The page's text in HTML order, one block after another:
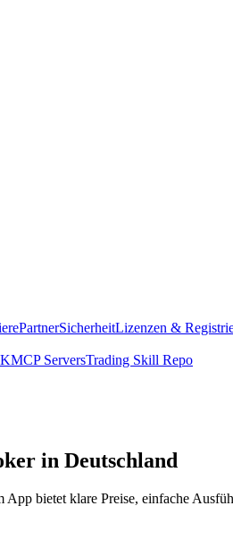
PartnerSicherheitLizenzen &
MCP ServersTrading Skill Repo
in Deutschland
bietet klare Preise, einfache